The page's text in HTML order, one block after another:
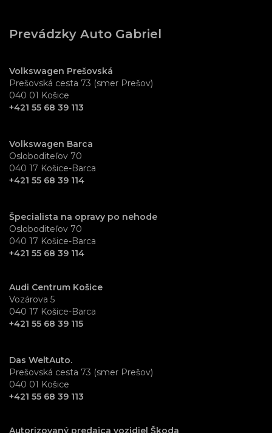
Prevádzky Auto Gabriel
Volkswagen Prešovská
Prešovská cesta 73 (smer Prešov)
040 01 Košice
+421 55 68 39 113
Volkswagen Barca
Osloboditeľov 70
040 17 Košice-Barca
+421 55 68 39 114
Špecialista na opravy po nehode
Osloboditeľov 70
040 17 Košice-Barca
+421 55 68 39 114
Audi Centrum Košice
Vozárova 5
040 17 Košice-Barca
+421 55 68 39 115
Das WeltAuto.
Prešovská cesta 73 (smer Prešov)
040 01 Košice
+421 55 68 39 113
Autorizovaný predajca vozidiel Škoda